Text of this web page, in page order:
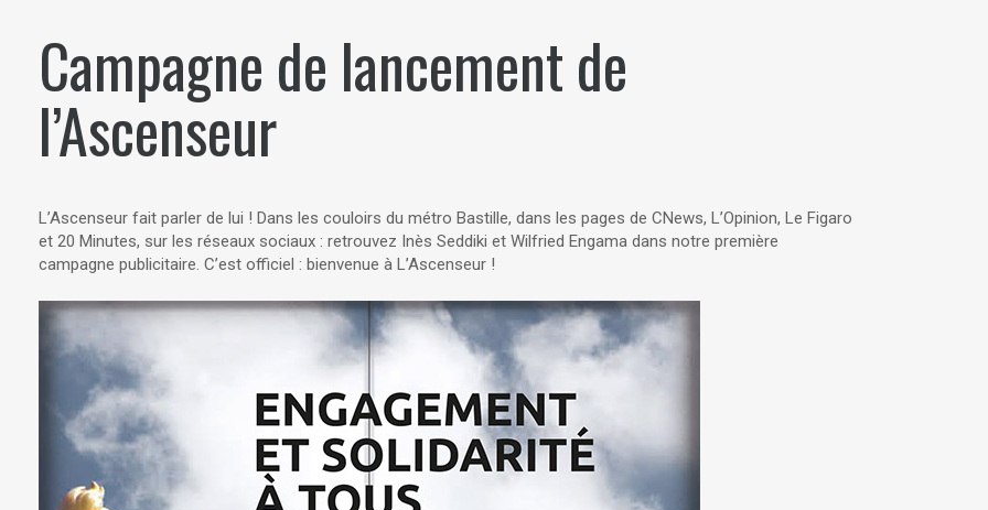
Campagne de lancement de
l’Ascenseur
L’Ascenseur fait parler de lui ! Dans les couloirs du métro Bastille, dans les pages de CNews, L’Opinion, Le Figaro
et 20 Minutes, sur les réseaux sociaux : retrouvez Inès Seddiki et Wilfried Engama dans notre première
campagne publicitaire. C’est officiel : bienvenue à L’Ascenseur !